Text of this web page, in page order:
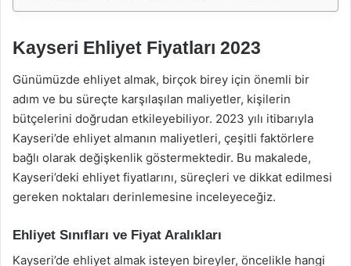
Kayseri Ehliyet Fiyatları 2023
Günümüzde ehliyet almak, birçok birey için önemli bir
adım ve bu süreçte karşılaşılan maliyetler, kişilerin
bütçelerini doğrudan etkileyebiliyor. 2023 yılı itibarıyla
Kayseri’de ehliyet almanın maliyetleri, çeşitli faktörlere
bağlı olarak değişkenlik göstermektedir. Bu makalede,
Kayseri’deki ehliyet fiyatlarını, süreçleri ve dikkat edilmesi
gereken noktaları derinlemesine inceleyeceğiz.
Ehliyet Sınıfları ve Fiyat Aralıkları
Kayseri’de ehliyet almak isteyen bireyler, öncelikle hangi